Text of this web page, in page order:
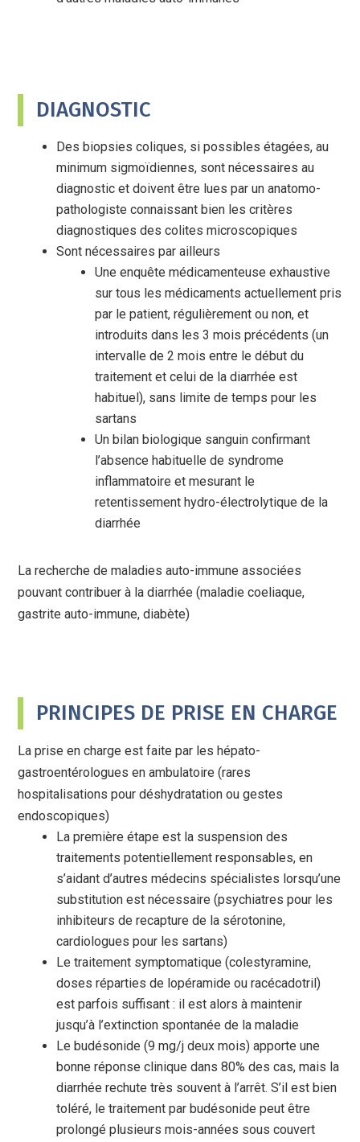
DIAGNOSTIC
Des biopsies coliques, si possibles étagées, au
minimum sigmoïdiennes, sont nécessaires au
diagnostic et doivent être lues par un anatomo-
pathologiste connaissant bien les critères
diagnostiques des colites microscopiques
Sont nécessaires par ailleurs
Une enquête médicamenteuse exhaustive
sur tous les médicaments actuellement pris
par le patient, régulièrement ou non, et
introduits dans les 3 mois précédents (un
intervalle de 2 mois entre le début du
traitement et celui de la diarrhée est
habituel), sans limite de temps pour les
sartans
Un bilan biologique sanguin confirmant
l’absence habituelle de syndrome
inflammatoire et mesurant le
retentissement hydro-électrolytique de la
diarrhée
La recherche de maladies auto-immune associées
pouvant contribuer à la diarrhée (maladie coeliaque,
gastrite auto-immune, diabète)
PRINCIPES DE PRISE EN CHARGE
La prise en charge est faite par les hépato-
gastroentérologues en ambulatoire (rares
hospitalisations pour déshydratation ou gestes
endoscopiques)
La première étape est la suspension des
traitements potentiellement responsables, en
s’aidant d’autres médecins spécialistes lorsqu’une
substitution est nécessaire (psychiatres pour les
inhibiteurs de recapture de la sérotonine,
cardiologues pour les sartans)
Le traitement symptomatique (colestyramine,
doses réparties de lopéramide ou racécadotril)
est parfois suffisant : il est alors à maintenir
jusqu’à l’extinction spontanée de la maladie
Le budésonide (9 mg/j deux mois) apporte une
bonne réponse clinique dans 80% des cas, mais la
diarrhée rechute très souvent à l’arrêt. S’il est bien
toléré, le traitement par budésonide peut être
prolongé plusieurs mois-années sous couvert